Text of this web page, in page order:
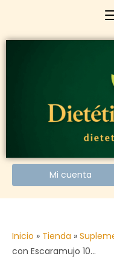
Mi cuenta
Inicio » Tienda »
con Escaramujo 10…